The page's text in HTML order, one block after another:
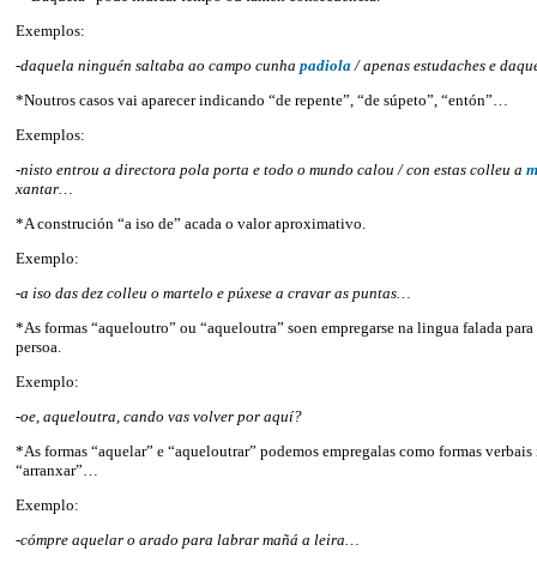
Exemplos:
-daquela ninguén saltaba ao campo cunha padiola / apenas estudaches e
*Noutros casos vai aparecer indicando “de repente”, “de súpeto”, “entón”…
Exemplos:
-nisto entrou a directora pola porta e todo o mundo calou / con estas colleu a
xantar…
*A construción “a iso de” acada o valor aproximativo.
Exemplo:
-a iso das dez colleu o martelo e púxese a cravar as puntas…
*As formas “aqueloutro” ou “aqueloutra” soen empregarse na lingua falada
persoa.
Exemplo:
-oe, aqueloutra, cando vas volver por aquí?
*As formas “aquelar” e “aqueloutrar” podemos empregalas como formas
“arranxar”…
Exemplo:
-cómpre aquelar o arado para labrar mañá a leira…